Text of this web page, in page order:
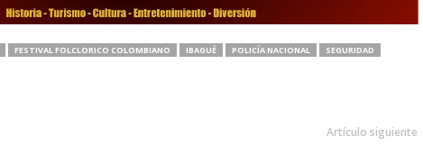
FESTIVAL FOLCLORICO COLOMBIANO IBAGUÉ POLICÍA NACIONAL
SEGURIDAD
Artículo siguiente